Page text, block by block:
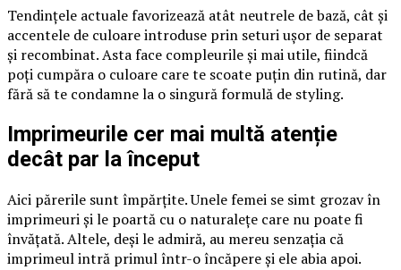
Tendințele actuale favorizează atât neutrele de bază, cât și
accentele de culoare introduse prin seturi ușor de separat
și recombinat. Asta face compleurile și mai utile, fiindcă
poți cumpăra o culoare care te scoate puțin din rutină, dar
fără să te condamne la o singură formulă de styling.
Imprimeurile cer mai multă atenție
decât par la început
Aici părerile sunt împărțite. Unele femei se simt grozav în
imprimeuri și le poartă cu o naturalețe care nu poate fi
învățată. Altele, deși le admiră, au mereu senzația că
imprimeul intră primul într-o încăpere și ele abia apoi.